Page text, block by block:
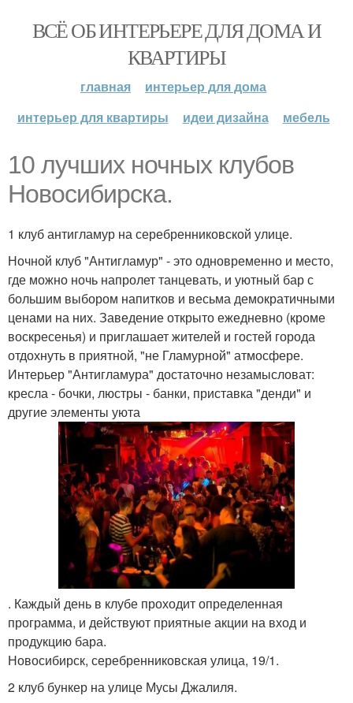
ВСЁ ОБ ИНТЕРЬЕРЕ ДЛЯ ДОМА И
КВАРТИРЫ
главная
интерьер для дома
интерьер для квартиры
идеи дизайна мебель
10 лучших ночных клубов
Новосибирска.
1 клуб антигламур на серебренниковской улице.
Ночной клуб "Антигламур" - это одновременно и место,
где можно ночь напролет танцевать, и уютный бар с
большим выбором напитков и весьма демократичными
ценами на них. Заведение открыто ежедневно (кроме
воскресенья) и приглашает жителей и гостей города
отдохнуть в приятной, "не Гламурной" атмосфере.
Интерьер "Антигламура" достаточно незамысловат:
кресла - бочки, люстры - банки, приставка "денди" и
другие элементы уюта
. Каждый день в клубе проходит определенная
программа, и действуют приятные акции на вход и
продукцию бара.
Новосибирск, серебренниковская улица, 19/1.
2 клуб бункер на улице Мусы Джалиля.